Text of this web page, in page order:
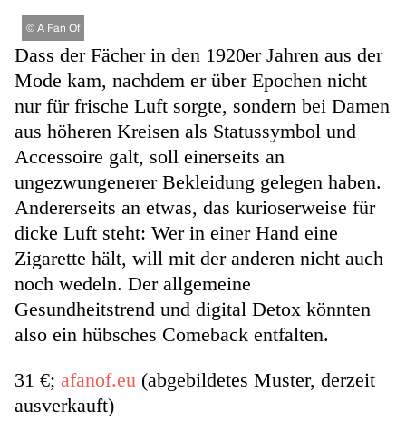
© A Fan Of
Dass der Fächer in den 1920er Jahren aus der
Mode kam, nachdem er über Epochen nicht
nur für frische Luft sorgte, sondern bei Damen
aus höheren Kreisen als Statussymbol und
Accessoire galt, soll einerseits an
ungezwungenerer Bekleidung gelegen haben.
Andererseits an etwas, das kurioserweise für
dicke Luft steht: Wer in einer Hand eine
Zigarette hält, will mit der anderen nicht auch
noch wedeln. Der allgemeine
Gesundheitstrend und digital Detox könnten
also ein hübsches Comeback entfalten.
31 €; afanof.eu (abgebildetes Muster, derzeit
ausverkauft)